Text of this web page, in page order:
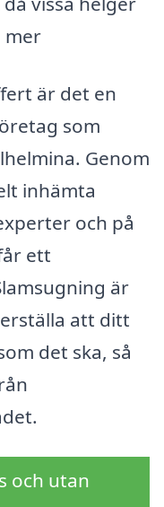
mer
är det en
som
Genom
inhämta
och på
ett
är
att ditt
det ska, så
och utan